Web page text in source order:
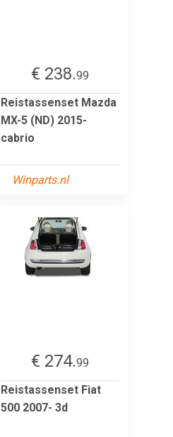
€ 238.99
Reistassenset Mazda
MX-5 (ND) 2015-
cabrio
Winparts.nl
€ 274.99
Reistassenset Fiat
500 2007- 3d